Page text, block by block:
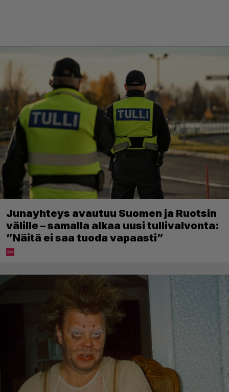
Junayhteys avautuu Suomen ja Ruotsin
välille – samalla alkaa uusi tullivalvonta:
”Näitä ei saa tuoda vapaasti”